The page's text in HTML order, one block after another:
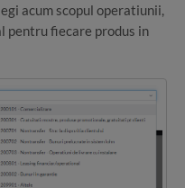
acum scopul operatiunii,
pentru fiecare produs in